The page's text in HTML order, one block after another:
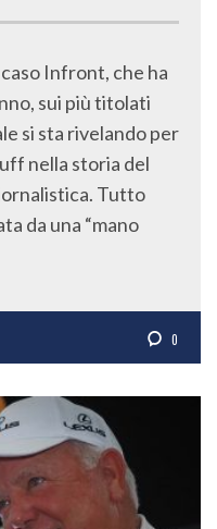
Infront, che ha
sui più titolati
si sta rivelando per
nella storia del
Tutto
da una “mano
0